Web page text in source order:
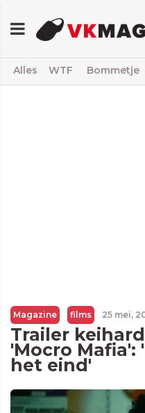
Alles WTF Bommetje
Magazine films 25 mei,
Trailer
'Mocro Mafia':
het eind'